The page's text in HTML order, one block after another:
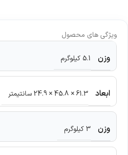
ویژگی های محصول
وزن 5.1 کیلوگرم
ابعاد 61.3 × 45.8 × 24.9 سانتیمتر
وزن 3 کیلوگرم